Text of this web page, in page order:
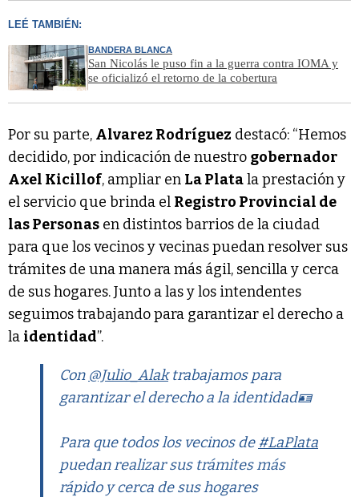
LEÉ TAMBIÉN:
BANDERA BLANCA
San Nicolás le puso fin a la guerra contra IOMA y
se oficializó el retorno de la cobertura
Por su parte, Alvarez Rodríguez destacó: “Hemos
decidido, por indicación de nuestro gobernador
Axel Kicillof, ampliar en La Platala prestación y
el servicio que brinda el Registro Provincial de
las Personas en distintos barrios de la ciudad
para que los vecinos y vecinas puedan resolver sus
trámites de una manera más ágil, sencilla y cerca
de sus hogares. Junto a las y los intendentes
seguimos trabajando para garantizar el derecho a
la identidad”.
Con @Julio_Alaktrabajamos para
garantizar el derecho a la identidad🪪
Para que todos los vecinos de #LaPlata
puedan realizar sus trámites más
rápido y cerca de sus hogares